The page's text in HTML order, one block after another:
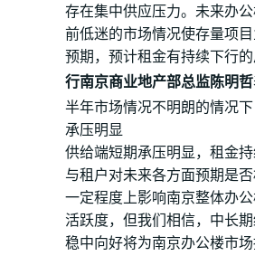
存在集中供应压力。未来办
前低迷的市场情况使存量项
预期，预计租金有持续下行的
行南京商业地产部总监陈明哲
半年市场情况不明朗的情况
承压明显
供给端短期承压明显，租金
与租户对未来各方面预期是
一定程度上影响南京整体办
活跃度，但我们相信，中长
稳中向好将为南京办公楼市